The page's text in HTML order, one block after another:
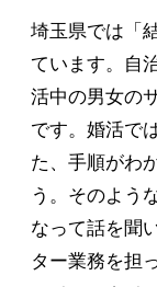
埼玉県では「
ています。自
活中の男女の
です。婚活で
た、手順がわ
う。そのよう
なって話を聞
ター業務を担